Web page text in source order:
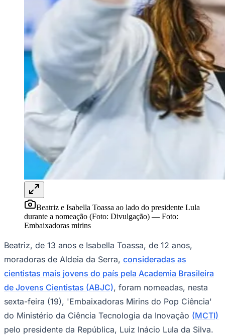
Cidades da Região
Santana de Parnaíba
Carapicuíba JandiraItapeviCotia
Pirapora
do Bom Jesus
Araçariguama CaieirasFranco da
RochaFrancisco Morato Taboão da Serra Embu das Artes
São Roque
Para Sua Empresa
Anuncie Regional
Guia de Empresas
Vagas na Região
Novo
Hub de Negócios
Guia Comercial
Selo Verificado
Portal Educacional
Agenda de Vestibulares
Vagas de Emprego
Concursos
Panorama Econômico
Panorama Econômico
Para Sua Empresa
Anuncie no Portal
Anunciar Vagas
Novo
Publicidade Legal
NFL
Fórmula 1
UFC
Tênis (ATP)
MLB
NHL
Atletismo
Beatriz e Isabella Toassa ao lado do presidente Lula
durante a nomeação (Foto: Divulgação) — Foto:
Embaixadoras mirins
Beatriz, de 13 anos e Isabella Toassa, de 12 anos,
moradoras de Aldeia da Serra, consideradas as
cientistas mais jovens do país pela Academia Brasileira
de Jovens Cientistas (ABJC), foram nomeadas, nesta
sexta-feira (19), 'Embaixadoras Mirins do Pop Ciência'
do Ministério da Ciência Tecnologia da Inovação (MCTI)
pelo presidente da República, Luiz Inácio Lula da Silva.